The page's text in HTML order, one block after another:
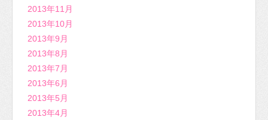
2013年11月
2013年10月
2013年9月
2013年8月
2013年7月
2013年6月
2013年5月
2013年4月